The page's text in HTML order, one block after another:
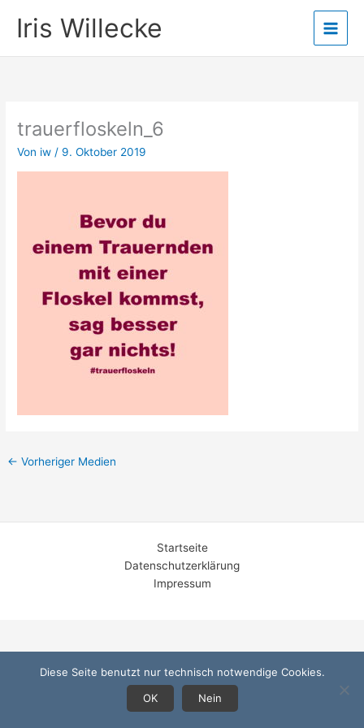
InhaltIris Willecke
trauerfloskeln_6
Von iw / 9. Oktober 2019
← Vorheriger Medien
Startseite
Datenschutzerklärung
Impressum
Diese Seite benutzt nur technisch notwendige Cookies.
OK
Nein